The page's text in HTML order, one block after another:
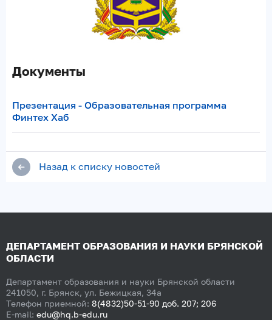
Документы
Презентация - Образовательная программа
Финтех Хаб
Назад к списку новостей
ДЕПАРТАМЕНТ ОБРАЗОВАНИЯ И НАУКИ БРЯНСКОЙ
ОБЛАСТИ
Департамент образования и науки Брянской области
241050, г. Брянск, ул. Бежицкая, 34а
Телефон приемной: 8(4832)50-51-90 доб. 207; 206
E-mail: edu@hq.b-edu.ru